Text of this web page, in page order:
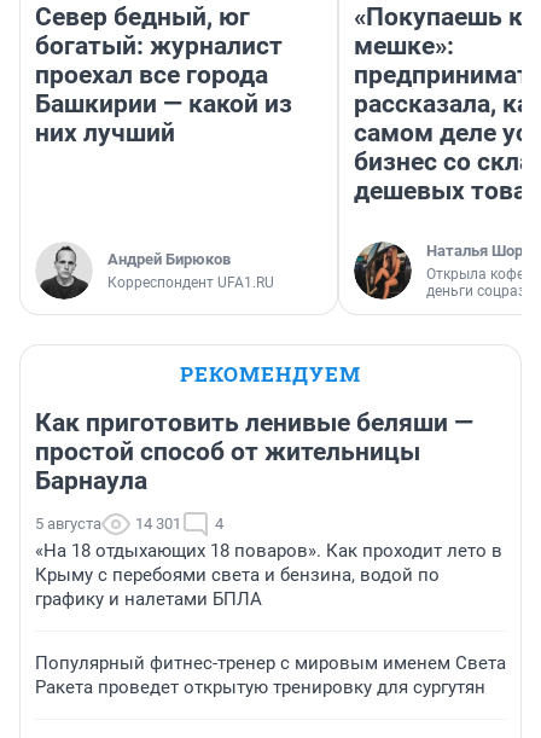
Север бедный, юг
богатый: журналист
проехал все города
Башкирии — какой из
них лучший
Андрей Бирюков
Корреспондент UFA1.RU
«Покупаешь
мешке»:
рассказала,
самом деле
бизнес со
дешевых
Наталья
Открыла
деньги
РЕКОМЕНДУЕМ
Как приготовить ленивые беляши —
простой способ от жительницы
Барнаула
5 августа 14 301 4
«На 18 отдыхающих 18 поваров». Как проходит лето в
Крыму с перебоями света и бензина, водой по
графику и налетами БПЛА
Популярный фитнес-тренер с мировым именем Света
Ракета проведет открытую тренировку для сургутян